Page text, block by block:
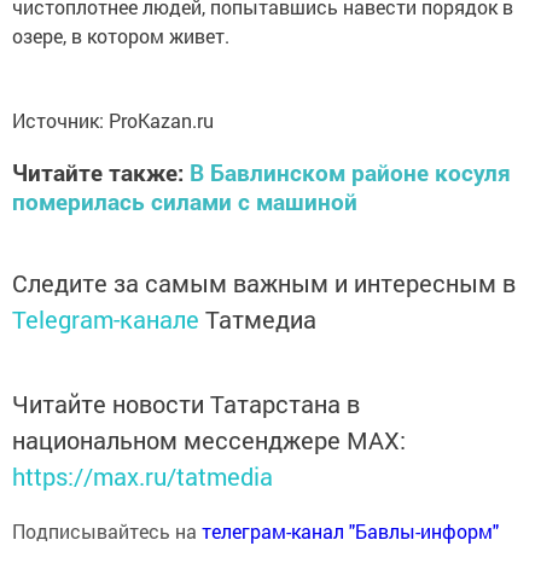
чистоплотнее людей, попытавшись навести порядок в
озере, в котором живет.
Источник: ProKazan.ru
Читайте также: В Бавлинском районе косуля
померилась силами с машиной
Следите за самым важным и интересным в
Telegram-канале Татмедиа
Читайте новости Татарстана в
национальном мессенджере MАХ:
https://max.ru/tatmedia
Подписывайтесь на телеграм-канал "Бавлы-информ"